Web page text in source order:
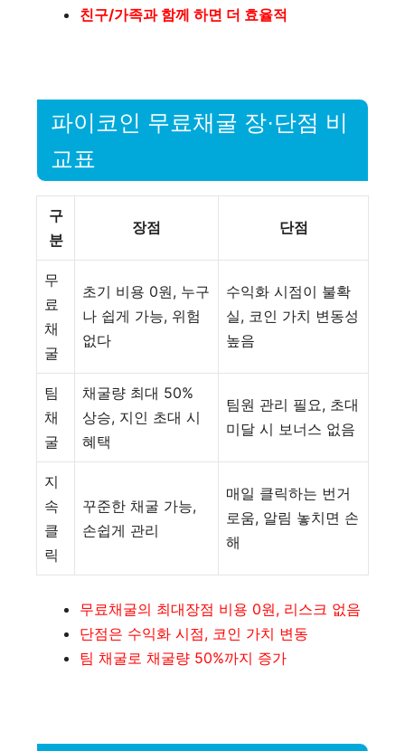
친구/가족과 함께 하면 더 효율적
파이코인 무료채굴 장·단점 비
교표
구
분
장점 단점
무
료
채
굴
초기 비용 0원, 누구
나 쉽게 가능, 위험
없다
수익화 시점이 불확
실, 코인 가치 변동성
높음
팀
채
굴
채굴량 최대 50%
상승, 지인 초대 시
혜택
팀원 관리 필요, 초대
미달 시 보너스 없음
지
속
클
릭
꾸준한 채굴 가능,
손쉽게 관리
매일 클릭하는 번거
로움, 알림 놓치면 손
해
무료채굴의 최대장점 비용 0원, 리스크 없음
단점은 수익화 시점, 코인 가치 변동
팀 채굴로 채굴량 50%까지 증가